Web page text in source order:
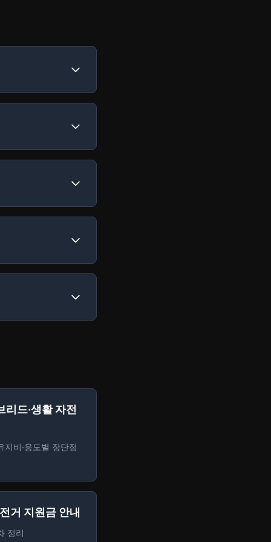
리드·생활 자전
지비·용도별 장단점
거 지원금 안내
정리